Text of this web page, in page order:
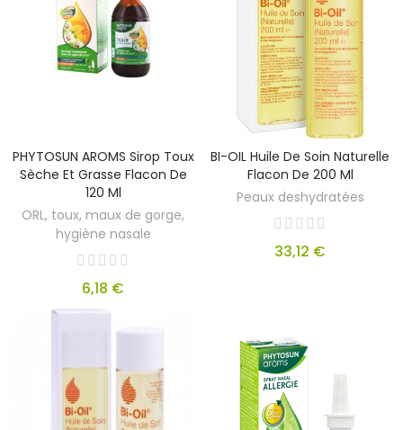
PHYTOSUN AROMS Sirop Toux
Sèche Et Grasse Flacon De
120 Ml
ORL, toux, maux de gorge,
hygiène nasale
6,18 €
BI-OIL Huile De Soin Naturelle
Flacon De 200 Ml
Peaux deshydratées
33,12 €